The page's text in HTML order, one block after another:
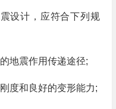
设计，应符合下列规
地震作用传递途径;
度和良好的变形能力;